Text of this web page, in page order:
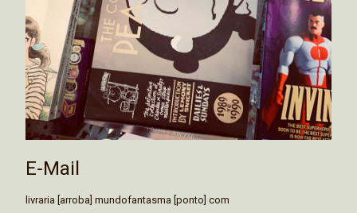
E-Mail
livraria [arroba] mundofantasma [ponto] com